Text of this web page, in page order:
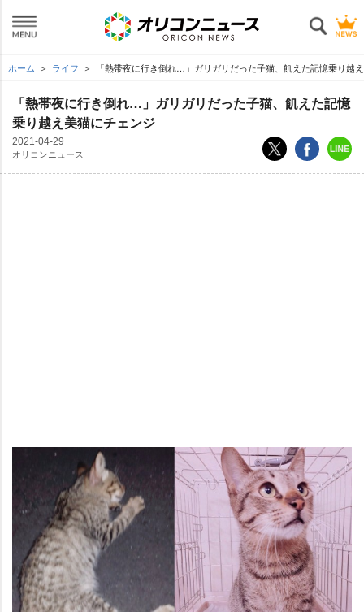
ホーム ライフ 「熱帯夜に行き倒れ…」ガリガリだった子猫、飢えた記憶乗り越
「熱帯夜に行き倒れ…」ガリガリだった子猫、飢えた記憶
乗り越え美猫にチェンジ
2021-04-29
オリコンニュース